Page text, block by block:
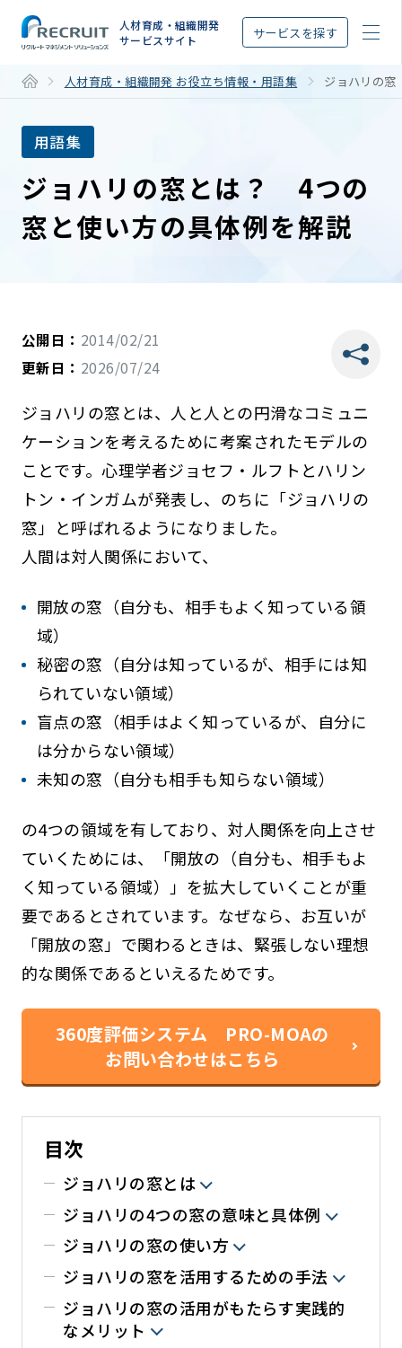
人材育成・組織開発
サービスサイト
サービスを探す
人材育成・組織開発 お役立ち情報・用語集 ジョハリの窓
用語集
ジョハリの窓とは？ 4つの
窓と使い方の具体例を解説
公開日： 2014/02/21
更新日： 2026/07/24
ジョハリの窓とは、人と人との円滑なコミュニ
ケーションを考えるために考案されたモデルの
ことです。心理学者ジョセフ・ルフトとハリン
トン・インガムが発表し、のちに「ジョハリの
窓」と呼ばれるようになりました。
人間は対人関係において、
開放の窓（自分も、相手もよく知っている領
域）
秘密の窓（自分は知っているが、相手には知
られていない領域）
盲点の窓（相手はよく知っているが、自分に
は分からない領域）
未知の窓（自分も相手も知らない領域）
の4つの領域を有しており、対人関係を向上させ
ていくためには、「開放の（自分も、相手もよ
く知っている領域）」を拡大していくことが重
要であるとされています。なぜなら、お互いが
「開放の窓」で関わるときは、緊張しない理想
的な関係であるといえるためです。
360度評価システム PRO-MOAの
お問い合わせはこちら
目次
ジョハリの窓とは
ジョハリの4つの窓の意味と具体例
ジョハリの窓の使い方
ジョハリの窓を活用するための手法
ジョハリの窓の活用がもたらす実践的
なメリット